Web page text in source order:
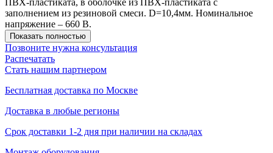
заполнением из резиновой смеси. D=10,4мм. Номинальное
напряжение – 660 В.
Показать полностью
Позвоните нужна консультация
Распечатать
Стать нашим партнером
Бесплатная доставка по Москве
Доставка в любые регионы
Срок доставки 1-2 дня при наличии на складах